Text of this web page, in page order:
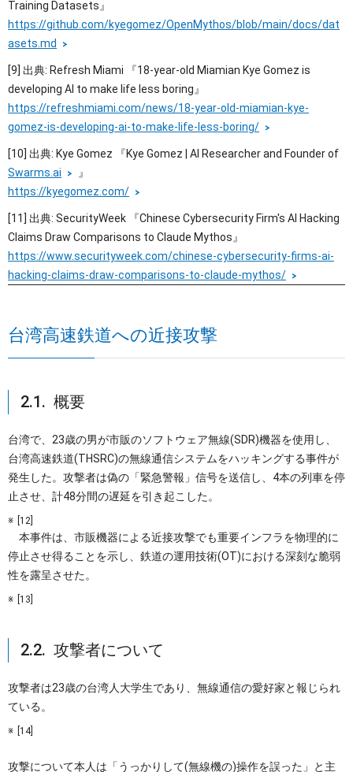
Training Datasets』
https://github.com/kyegomez/OpenMythos/blob/main/docs/dat
asets.md
[9] 出典: Refresh Miami 『18-year-old Miamian Kye Gomez is
developing AI to make life less boring』
https://refreshmiami.com/news/18-year-old-miamian-kye-
gomez-is-developing-ai-to-make-life-less-boring/
[10] 出典: Kye Gomez 『Kye Gomez | AI Researcher and Founder of
Swarms.ai
』
https://kyegomez.com/
[11] 出典: SecurityWeek 『Chinese Cybersecurity Firm's AI Hacking
Claims Draw Comparisons to Claude Mythos』
https://www.securityweek.com/chinese-cybersecurity-firms-ai-
hacking-claims-draw-comparisons-to-claude-mythos/
台湾高速鉄道への近接攻撃
2.1. 概要
台湾で、23歳の男が市販のソフトウェア無線(SDR)機器を使用し、
台湾高速鉄道(THSRC)の無線通信システムをハッキングする事件が
発生した。攻撃者は偽の「緊急警報」信号を送信し、4本の列車を停
止させ、計48分間の遅延を引き起こした。
[12]
本事件は、市販機器による近接攻撃でも重要インフラを物理的に
停止させ得ることを示し、鉄道の運用技術(OT)における深刻な脆弱
性を露呈させた。
[13]
2.2. 攻撃者について
攻撃者は23歳の台湾人大学生であり、無線通信の愛好家と報じられ
ている。
[14]
攻撃について本人は「うっかりして(無線機の)操作を誤った」と主